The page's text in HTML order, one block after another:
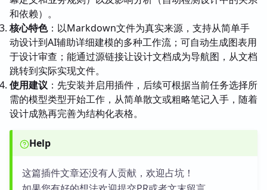
和依赖）。
核心特色：以Markdown文件为真实来源，支持从简单手
动设计到AI辅助详细建模的多种工作流；可自动生成图表用
于设计审查；能通过源链接让设计文档成为导航图，从文档
跳转到实际实现文件。
使用建议 ：先安装并启用插件，后续可根据当前任务选择所
需的模型类型开始工作，从简单散文或粗略笔记入手，随着
设计成熟再完善为结构化表格。
Help
这篇插件文章还没有人贡献，欢迎占坑！